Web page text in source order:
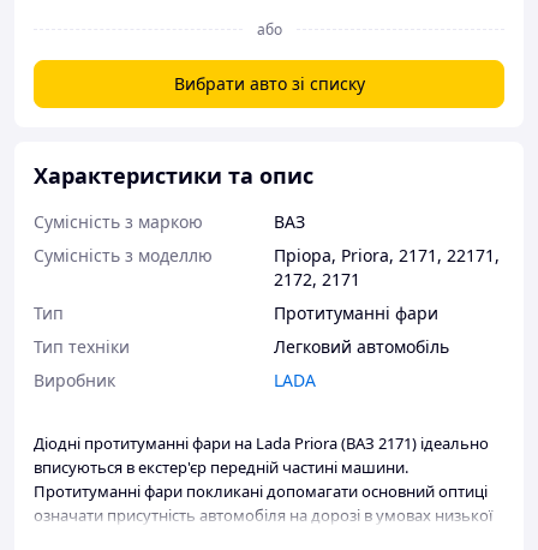
або
Вибрати авто зі списку
Характеристики та опис
Сумісність з маркою
ВАЗ
Сумісність з моделлю
Пріора, Priora, 2171 , 22171 ,
2172, 2171
Тип
Протитуманні фари
Тип техніки
Легковий автомобіль
Виробник
LADA
Діодні протитуманні фари на Lada Priora (ВАЗ 2171) ідеально
вписуються в екстер'єр передній частині машини.
Протитуманні фари покликані допомагати основний оптиці
означати присутність автомобіля на дорозі в умовах низької